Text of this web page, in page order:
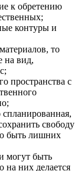
к обретению
контуры и
то
на вид,
пространства с
спланированная,
свободу
быть лишних
могут быть
них делается